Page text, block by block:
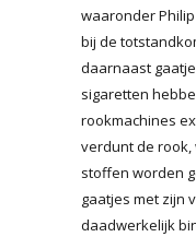
waaronder
bij de
daarnaast
sigaretten
rookmachines
verdunt de
stoffen worden
gaatjes met zijn
daadwerkelijk